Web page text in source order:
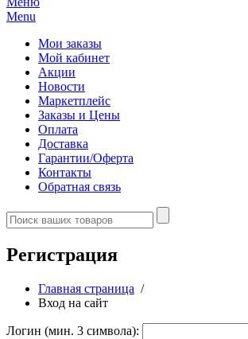
Menu
Мои заказы
Мой кабинет
Акции
Новости
Маркетплейс
Заказы и Цены
Оплата
Доставка
Гарантии/Оферта
Контакты
Обратная связь
Регистрация
Главная страница /
Вход на сайт
Логин (мин. 3 символа):